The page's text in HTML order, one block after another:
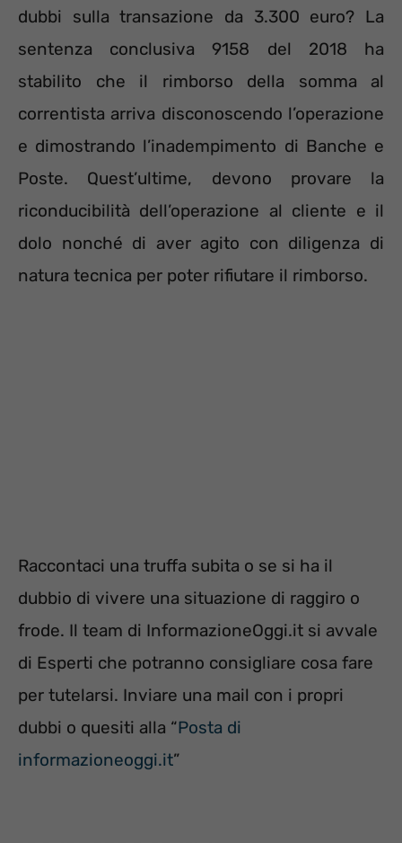
dubbi sulla transazione da 3.300 euro? La
sentenza conclusiva 9158 del 2018 ha
stabilito che il rimborso della somma al
correntista arriva disconoscendo l’operazione
e dimostrando l’inadempimento di Banche e
Poste. Quest’ultime, devono provare la
riconducibilità dell’operazione al cliente e il
dolo nonché di aver agito con diligenza di
natura tecnica per poter rifiutare il rimborso.
Raccontaci una truffa subita o se si ha il
dubbio di vivere una situazione di raggiro o
frode. Il team di InformazioneOggi.it si avvale
di Esperti che potranno consigliare cosa fare
per tutelarsi. Inviare una mail con i propri
dubbi o quesiti alla “Posta di
informazioneoggi.it”